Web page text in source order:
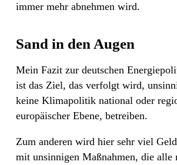
immer mehr abnehmen wird.
Sand in den Augen
Mein Fazit zur deutschen
ist das Ziel, das verfolgt wird,
keine Klimapolitik national oder
europäischer Ebene, betreiben.
Zum anderen wird hier sehr viel
mit unsinnigen Maßnahmen, die alle